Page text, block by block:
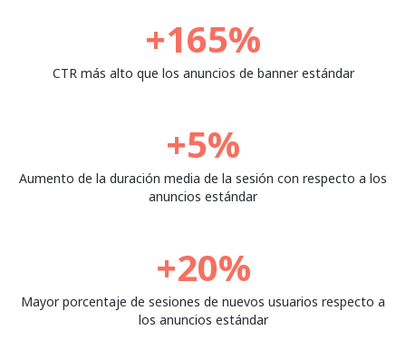
+165%
CTR más alto que los anuncios de banner estándar
+5%
Aumento de la duración media de la sesión con respecto a los
anuncios estándar
+20%
Mayor porcentaje de sesiones de nuevos usuarios respecto a
los anuncios estándar